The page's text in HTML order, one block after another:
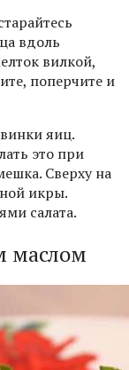
вдоль
вилкой,
поперчите и
яиц.
это при
Сверху на
икры.
салата.
маслом